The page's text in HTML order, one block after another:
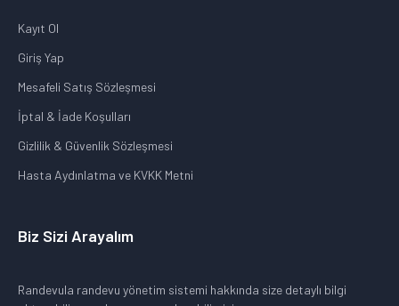
Kayıt Ol
Giriş Yap
Mesafeli Satış Sözleşmesi
İptal & İade Koşulları
Gizlilik & Güvenlik Sözleşmesi
Hasta Aydınlatma ve KVKK Metni
Biz Sizi Arayalım
Randevula randevu yönetim sistemi hakkında size detaylı bilgi